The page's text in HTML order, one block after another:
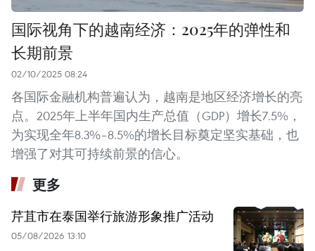
国际视角下的越南经济：2025年的弹性和
长期前景
02/10/2025 08:24
各国际金融机构普遍认为，越南是地区经济增长的亮
点。2025年上半年国内生产总值（GDP）增长7.5%，
为实现全年8.3%–8.5%的增长目标奠定坚实基础，也
增强了对其可持续前景的信心。
更多
芹苴市在泰国举行旅游形象推广活动
05/08/2026 13:10